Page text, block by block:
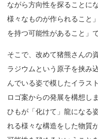
ながら方向性を探ることに
様々なものが作られること 」
を持つ可能性があること」で
そこで、改めて猪熊さんの
ラジウムという原子を挟み
んでいる姿で模したイラス
ロゴ案からの発展を構想し
ひもが「化けて」龍になる
れる様々な構造をした物質